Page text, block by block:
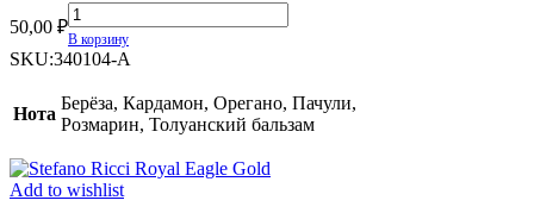
50,00 ₽
Lacoste
Challenge
Re/fresh
В корзину
SKU:340104-A
Нота
Берёза, Кардамон, Орегано, Пачули,
Розмарин, Толуанский бальзам
Add to wishlist